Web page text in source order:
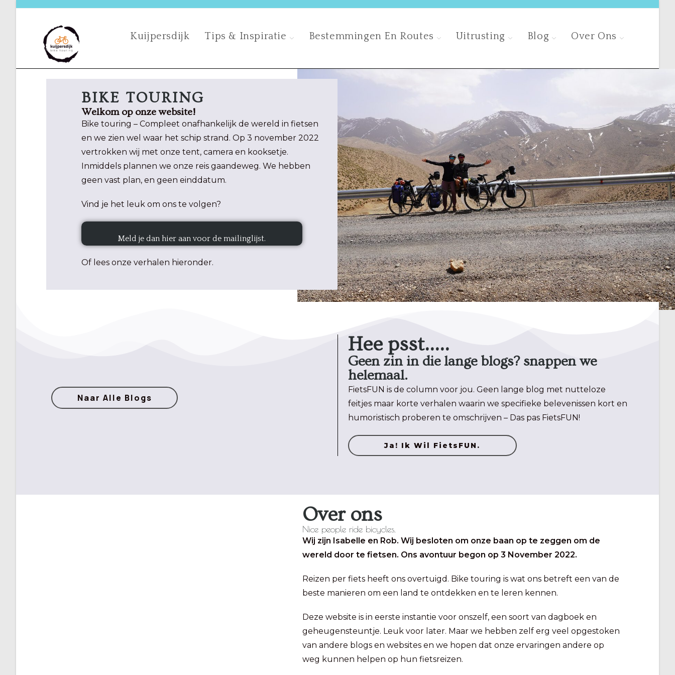
Kuijpersdijk Tips & Inspiratie Bestemmingen En Routes Uitrusting Blog Over Ons
BIKE TOURING
Welkom op onze website!
Bike touring – Compleet onafhankelijk de wereld in fietsen
en we zien wel waar het schip strand. Op 3 november 2022
vertrokken wij met onze tent, camera en kooksetje.
Inmiddels plannen we onze reis gaandeweg. We hebben
geen vast plan, en geen einddatum.
Vind je het leuk om ons te volgen?
Meld je dan hier aan voor de mailinglijst.
Of lees onze verhalen hieronder.
Naar Alle Blogs
Hee psst.....
Geen zin in die lange blogs? snappen we
helemaal.
FietsFUN is de column voor jou. Geen lange blog met nutteloze
feitjes maar korte verhalen waarin we specifieke belevenissen kort en
humoristisch proberen te omschrijven – Das pas FietsFUN!
Ja! Ik Wil FietsFUN.
Over ons
Nice people ride bicycles.
Wij zijn Isabelle en Rob. Wij besloten om onze baan op te zeggen om de
wereld door te fietsen. Ons avontuur begon op 3 November 2022.
Reizen per fiets heeft ons overtuigd. Bike touring is wat ons betreft een van de
beste manieren om een land te ontdekken en te leren kennen.
Deze website is in eerste instantie voor onszelf, een soort van dagboek en
geheugensteuntje. Leuk voor later. Maar we hebben zelf erg veel opgestoken
van andere blogs en websites en we hopen dat onze ervaringen andere op
weg kunnen helpen op hun fietsreizen.